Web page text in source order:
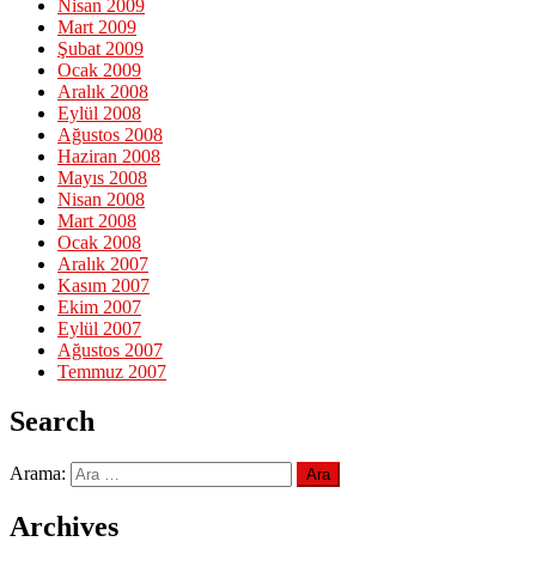
Nisan 2009
Mart 2009
Şubat 2009
Ocak 2009
Aralık 2008
Eylül 2008
Ağustos 2008
Haziran 2008
Mayıs 2008
Nisan 2008
Mart 2008
Ocak 2008
Aralık 2007
Kasım 2007
Ekim 2007
Eylül 2007
Ağustos 2007
Temmuz 2007
Search
Arama:
Archives